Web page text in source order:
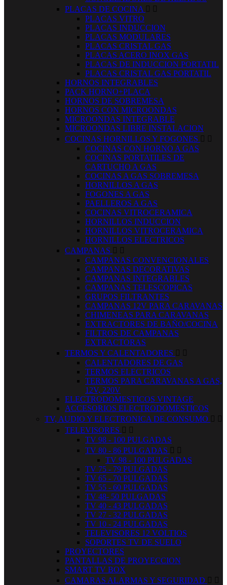
PLACAS DE COCINA  
PLACAS VITRO
PLACAS INDUCCION
PLACAS MODULARES
PLACAS CRISTAL GAS
PLACAS ACERO INOX GAS
PLACAS DE INDUCCION PORTATIL
PLACAS CRISTAL GAS PORTATIL
HORNOS INTEGRABLES
PACK HORNO+PLACA
HORNOS DE SOBREMESA
HORNOS CON MICROONDAS
MICROONDAS INTEGRABLE
MICROONDAS LIBRE INSTALACION
COCINAS HORNILLOS Y FOGONES  
COCINAS CON HORNO A GAS
COCINAS PORTATILES DE
CARTUCHO A GAS
COCINAS A GAS SOBREMESA
HORNILLOS A GAS
FOGONES A GAS
PAELLEROS A GAS
COCINAS VITROCERAMICA
HORNILLOS INDUCCION
HORNILLOS VITROCERAMICA
HORNILLOS ELECTRICOS
CAMPANAS  
CAMPANAS CONVENCIONALES
CAMPANAS DECORATIVAS
CAMPANAS INTEGRABLES
CAMPANAS TELESCOPICAS
GRUPOS FILTRANTES
CAMPANAS 12V PARA CARAVANAS
CHIMENEAS PARA CARAVANAS
EXTRACTORES DE BAÑO/COCINA
FILTROS DE CAMPANAS
EXTRACTORAS
TERMOS Y CALENTADORES  
CALENTADORES DE GAS
TERMOS ELECTRICOS
TERMOS PARA CARAVANAS A GAS,
12V, 220V
ELECTRODOMESTICOS VINTAGE
ACCESORIOS ELECTRODOMESTICOS
TV, AUDIO Y ELECTRONICA DE CONSUMO  
TELEVISORES  
TV 98 - 100 PULGADAS
TV 80 - 86 PULGADAS  
TV 98 - 100 PULGADAS
TV 75 - 79 PULGADAS
TV 65 - 70 PULGADAS
TV 55 - 60 PULGADAS
TV 48- 50 PULGADAS
TV 40 - 43 PULGADAS
TV 27 - 32 PULGADAS
TV 10 - 24 PULGADAS
TELEVISORES 12 VOLTIOS
SOPORTES TV DE SUELO
PROYECTORES
PANTALLAS DE PROYECCION
SMART TV BOX
CAMARAS ALARMAS Y SEGURIDAD  